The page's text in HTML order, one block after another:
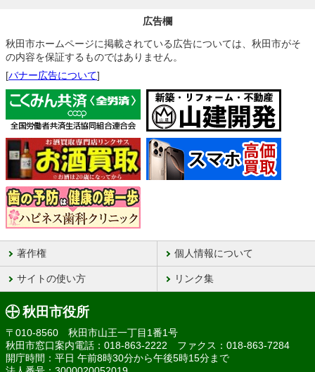
広告欄
秋田市ホームページに掲載されている広告については、秋田市がそ
の内容を保証するものではありません。
[バナー広告について]
著作権 個人情報について
サイトの使い方 リンク集
秋田市役所
〒010-8560 秋田市山王一丁目1番1号
秋田市窓口案内電話：018-863-2222 ファクス：018-863-7284
開庁時間：平日 午前8時30分から午後5時15分まで